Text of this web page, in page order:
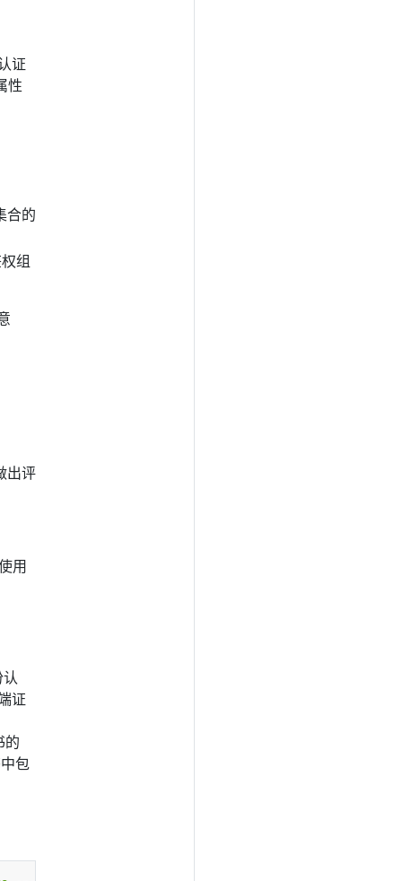
证
性
合的
组
出评
用
证
的
包